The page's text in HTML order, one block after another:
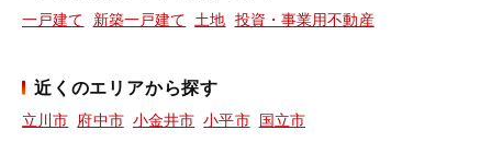
一戸建て 新築一戸建て 土地 投資・事業用不動産
近くのエリアから探す
立川市 府中市 小金井市 小平市 国立市